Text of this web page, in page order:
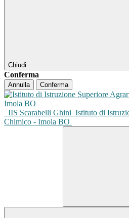
Chiudi
Conferma
Annulla Conferma
IIS Scarabelli Ghini Istituto di
Chimico - Imola BO